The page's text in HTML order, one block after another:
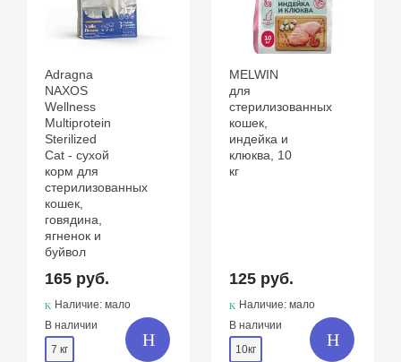
Adragna
NAXOS
Wellness
Multiprotein
Sterilized
Cat - сухой
корм для
стерилизованных
кошек,
говядина,
ягненок и
буйвол
165 руб.
Наличие: мало
В наличии
7 кг
MELWIN
для
стерилизованных
кошек,
индейка и
клюква, 10
кг
125 руб.
Наличие: мало
В наличии
10кг